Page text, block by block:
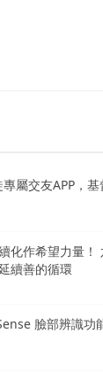
專屬交友APP，
化作希望力量！
續善的循環
臉部辨識功